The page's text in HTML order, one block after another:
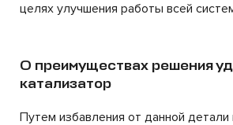
целях улучшения работы всей
О преимуществах решения
катализатор
Путем избавления от данной